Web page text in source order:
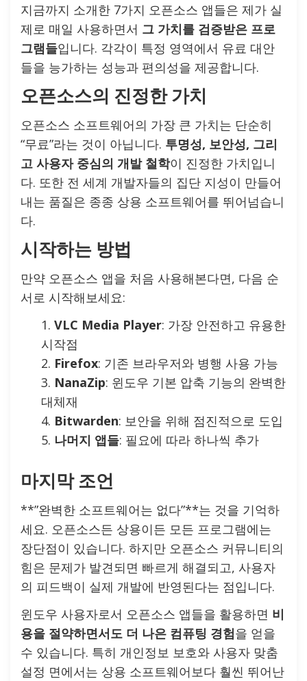
지금까지 소개한 7가지 오픈소스 앱들은 제가 실
제로 매일 사용하면서 그 가치를 검증받은 프로
그램들입니다. 각각이 특정 영역에서 유료 대안
들을 능가하는 성능과 편의성을 제공합니다.
오픈소스의 진정한 가치
오픈소스 소프트웨어의 가장 큰 가치는 단순히
“무료”라는 것이 아닙니다. 투명성, 보안성, 그리
고 사용자 중심의 개발 철학이 진정한 가치입니
다. 또한 전 세계 개발자들의 집단 지성이 만들어
내는 품질은 종종 상용 소프트웨어를 뛰어넘습니
다.
시작하는 방법
만약 오픈소스 앱을 처음 사용해본다면, 다음 순
서로 시작해보세요:
VLC Media Player: 가장 안전하고 유용한
시작점
Firefox: 기존 브라우저와 병행 사용 가능
NanaZip: 윈도우 기본 압축 기능의 완벽한
대체재
Bitwarden: 보안을 위해 점진적으로 도입
나머지 앱들: 필요에 따라 하나씩 추가
마지막 조언
**”완벽한 소프트웨어는 없다”**는 것을 기억하
세요. 오픈소스든 상용이든 모든 프로그램에는
장단점이 있습니다. 하지만 오픈소스 커뮤니티의
힘은 문제가 발견되면 빠르게 해결되고, 사용자
의 피드백이 실제 개발에 반영된다는 점입니다.
윈도우 사용자로서 오픈소스 앱들을 활용하면 비
용을 절약하면서도 더 나은 컴퓨팅 경험을 얻을
수 있습니다. 특히 개인정보 보호와 사용자 맞춤
설정 면에서는 상용 소프트웨어보다 훨씬 뛰어난